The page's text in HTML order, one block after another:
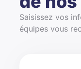
Saisissez vos
équipes vous